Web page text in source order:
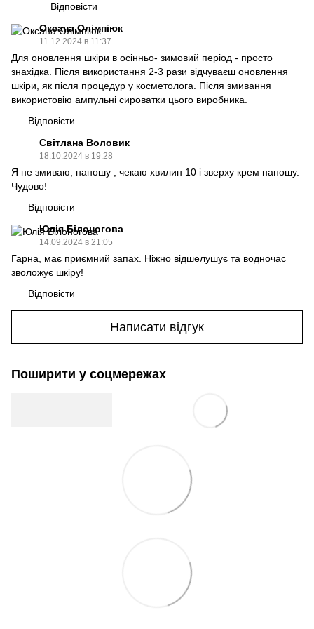
Відповісти
Оксана Олімпіюк
11.12.2024 в 11:37
Для оновлення шкіри в осінньо- зимовий період - просто
знахідка. Після використання 2-3 рази відчуваєш оновлення
шкіри, як після процедур у косметолога. Після змивання
використовію ампульні сироватки цього виробника.
Відповісти
Світлана Воловик
18.10.2024 в 19:28
Я не змиваю, наношу , чекаю хвилин 10 і зверху крем наношу.
Чудово!
Відповісти
Юлія Білоногова
14.09.2024 в 21:05
Гарна, має приємний запах. Ніжно відшелушує та водночас
зволожує шкіру!
Відповісти
Написати відгук
Поширити у соцмережах